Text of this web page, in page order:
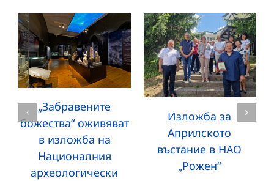
„Забравените
божества“ оживяват
в изложба на
Националния
археологически
Изложба за
Априлското
въстание в НАО
„Рожен“